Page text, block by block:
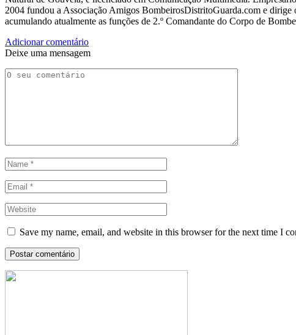
2004 fundou a Associação Amigos BombeirosDistritoGuarda.com e
acumulando atualmente as funções de 2.º Comandante do Corpo de
Adicionar comentário
Deixe uma mensagem
Save my name, email, and website in this browser for the next time I